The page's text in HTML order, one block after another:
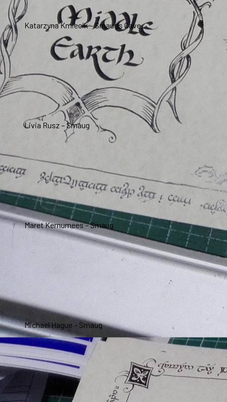
Katarzyna Kmiecik – Smaug’s Cave
Livia Rusz – Smaug
Maret Kernumees – Smaug
Michael Hague – Smaug